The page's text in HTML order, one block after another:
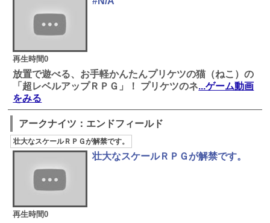
再生時間0
放置で遊べる、お手軽かんたんプリケツの猫（ねこ）の
「超レベルアップＲＰＧ」！ プリケツのネ...ゲーム動画
をみる
アークナイツ：エンドフィールド
壮大なスケールＲＰＧが解禁です。
再生時間0
壮大なスケールＲＰＧが解禁です。